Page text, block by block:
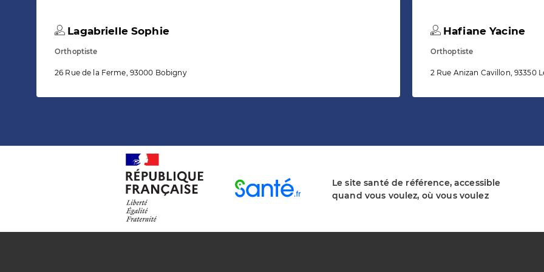
Lagabrielle Sophie
Orthoptiste
26 Rue de la Ferme, 93000 Bobigny
Hafiane Yacine
Orthoptiste
2 Rue Anizan Cavillon, 93350
Le site santé de référence, accessible
quand vous voulez, où vous voulez